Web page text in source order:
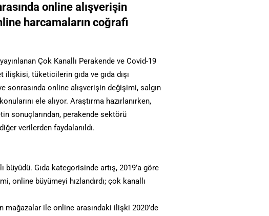
online alışverişin
harcamaların coğrafi
Çok Kanallı Perakende ve Covid-19
ilişkisi, tüketicilerin gıda ve gıda dışı
sonrasında online alışverişin değişimi, salgın
ele alıyor. Araştırma hazırlanırken,
sonuçlarından, perakende sektörü
verilerden faydalanıldı.
büyüdü. Gıda kategorisinde artış, 2019’a göre
online büyümeyi hızlandırdı; çok kanallı
mağazalar ile online arasındaki ilişki 2020’de